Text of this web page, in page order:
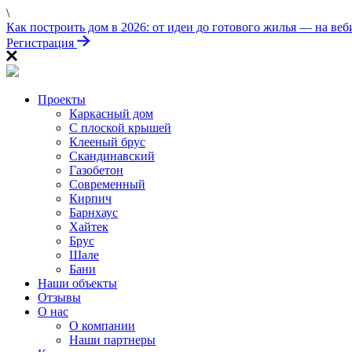
\
Как построить дом в 2026: от идеи до готового жилья — на
Регистрация
Проекты
Каркасный дом
С плоской крышей
Клееный брус
Скандинавский
Газобетон
Современный
Кирпич
Барнхаус
Хайтек
Брус
Шале
Бани
Наши объекты
Отзывы
О нас
О компании
Наши партнеры